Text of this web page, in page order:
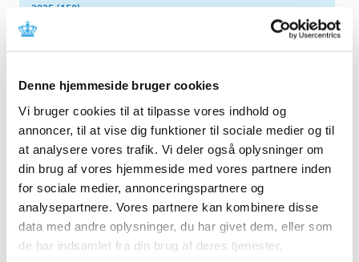
Denne hjemmeside bruger cookies
Vi bruger cookies til at tilpasse vores indhold og
annoncer, til at vise dig funktioner til sociale medier og til
at analysere vores trafik. Vi deler også oplysninger om
din brug af vores hjemmeside med vores partnere inden
for sociale medier, annonceringspartnere og
analysepartnere. Vores partnere kan kombinere disse
data med andre oplysninger, du har givet dem, eller som
de har indsamlet fra din brug af deres tjenester.
2025 (158)
2024 (224)
2023 (195)
2020 (263)
2019 (159)
2018 (150)
2017 (167)
2016 (167)
2015 (33)
december (4)